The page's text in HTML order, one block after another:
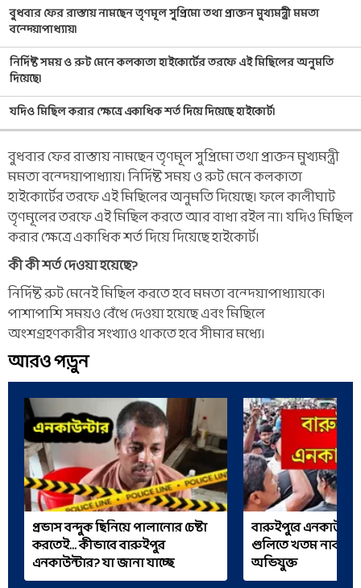
বুধবার ফের রাস্তায় নামছেন তৃণমূল সুপ্রিমো তথা প্রাক্তন মুখ্যমন্ত্রী মমতা
বন্দ্য়োপাধ্যায়।
নির্দিষ্ট সময় ও রুট মেনে কলকাতা হাইকোর্টের তরফে এই মিছিলের অনুমতি
দিয়েছে।
যদিও মিছিল করার ক্ষেত্রে একাধিক শর্ত দিয়ে দিয়েছে হাইকোর্ট।
বুধবার ফের রাস্তায় নামছেন তৃণমূল সুপ্রিমো তথা প্রাক্তন মুখ্যমন্ত্রী
মমতা বন্দ্য়োপাধ্যায়। নির্দিষ্ট সময় ও রুট মেনে কলকাতা
হাইকোর্টের তরফে এই মিছিলের অনুমতি দিয়েছে। ফলে কালীঘাট
তৃণমূলের তরফে এই মিছিল করতে আর বাধা রইল না। যদিও মিছিল
করার ক্ষেত্রে একাধিক শর্ত দিয়ে দিয়েছে হাইকোর্ট।
কী কী শর্ত দেওয়া হয়েছে?
নির্দিষ্ট রুট মেনেই মিছিল করতে হবে মমতা বন্দ্য়োপাধ্যায়কে।
পাশাপাশি সময়ও বেঁধে দেওয়া হয়েছে এবং মিছিলে
অংশগ্রহণকারীর সংখ্যাও থাকতে হবে সীমার মধ্যে।
আরও পড়ুন
প্রভাস বন্দুক ছিনিয়ে পালানোর চেষ্টা
করতেই... কীভাবে বারুইপুর
এনকাউন্টার? যা জানা যাচ্ছে
বারুইপুরে
গুলিতে খতম
অভিযুক্ত